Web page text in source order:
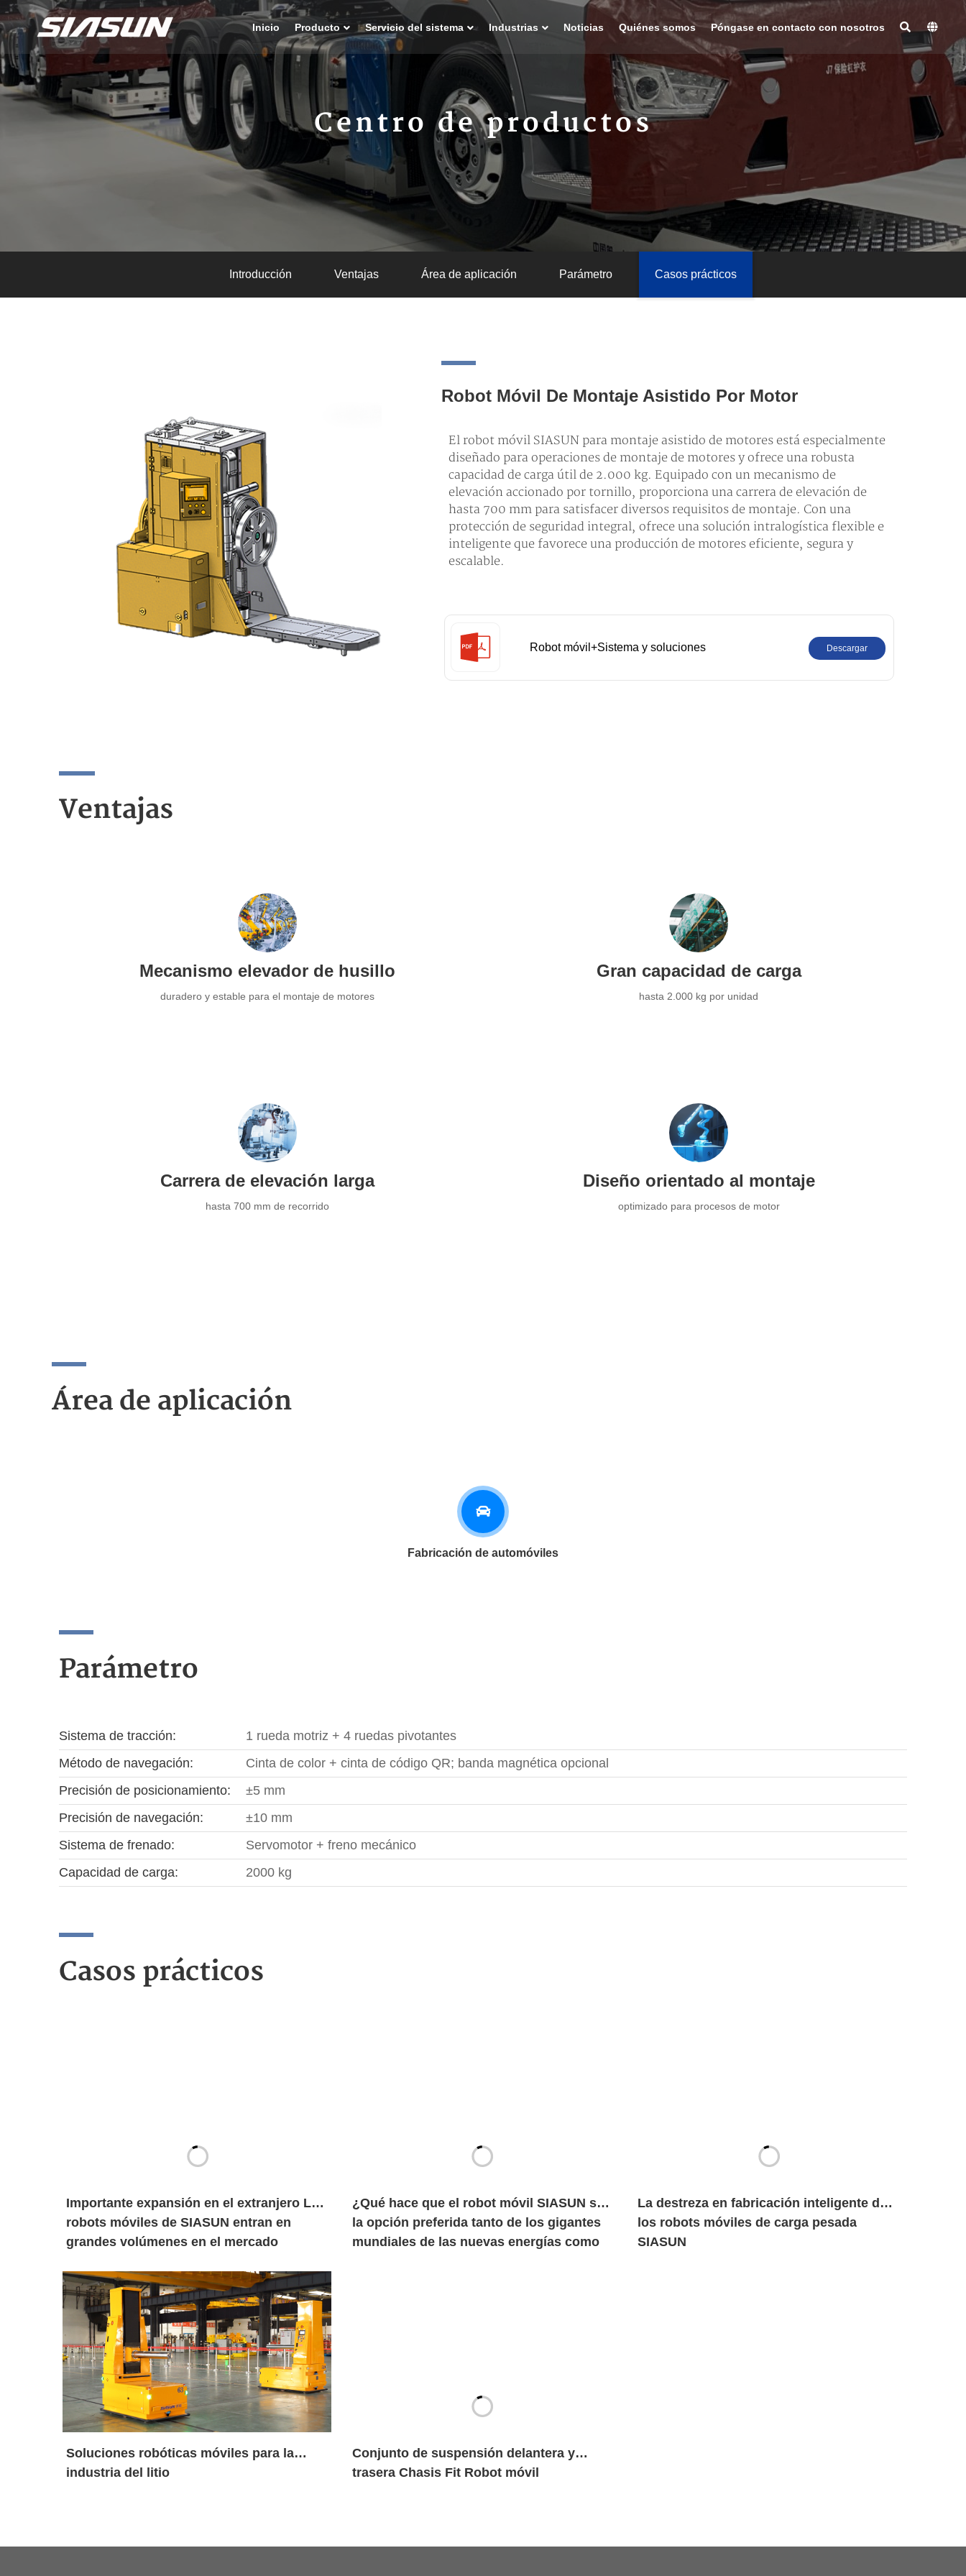
Inicio Producto Servicio del sistema Industrias Noticias Quiénes somos Póngase en contacto con nosotros
Centro de productos
Introducción Ventajas Área de aplicación Parámetro Casos prácticos
Robot Móvil De Montaje Asistido Por Motor
El robot móvil SIASUN para montaje asistido de motores está especialmente
diseñado para operaciones de montaje de motores y ofrece una robusta
capacidad de carga útil de 2.000 kg. Equipado con un mecanismo de
elevación accionado por tornillo, proporciona una carrera de elevación de
hasta 700 mm para satisfacer diversos requisitos de montaje. Con una
protección de seguridad integral, ofrece una solución intralogística flexible e
inteligente que favorece una producción de motores eficiente, segura y
escalable.
Robot móvil+Sistema y soluciones Descargar
Ventajas
Mecanismo elevador de husillo
duradero y estable para el montaje de motores
Gran capacidad de carga
hasta 2.000 kg por unidad
Carrera de elevación larga
hasta 700 mm de recorrido
Diseño orientado al montaje
optimizado para procesos de motor
Área de aplicación
Fabricación de automóviles
Parámetro
Sistema de tracción:
1 rueda motriz + 4 ruedas pivotantes
Método de navegación:
Cinta de color + cinta de código QR; banda magnética opcional
Precisión de posicionamiento:
±5 mm
Precisión de navegación:
±10 mm
Sistema de frenado:
Servomotor + freno mecánico
Capacidad de carga:
2000 kg
Casos prácticos
Importante expansión en el extranjero Los
robots móviles de SIASUN entran en
grandes volúmenes en el mercado
¿Qué hace que el robot móvil SIASUN sea
la opción preferida tanto de los gigantes
mundiales de las nuevas energías como
La destreza en fabricación inteligente de
los robots móviles de carga pesada
SIASUN
Soluciones robóticas móviles para la
industria del litio
Conjunto de suspensión delantera y
trasera Chasis Fit Robot móvil